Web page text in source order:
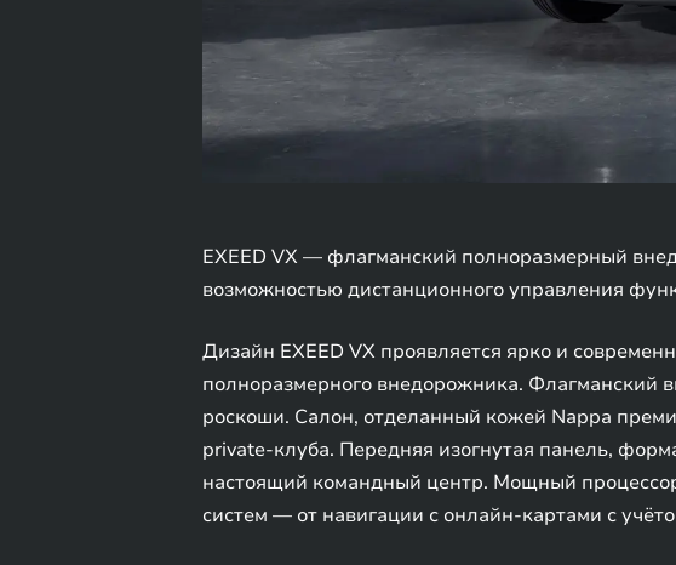
EXEED VX — флагманский полноразмерный
возможностью дистанционного управления
Дизайн EXEED VX проявляется ярко и
полноразмерного внедорожника. Флагманский
роскоши. Салон, отделанный кожей Nappa
private-клуба. Передняя изогнутая панель,
настоящий командный центр. Мощный
систем — от навигации с онлайн-картами с